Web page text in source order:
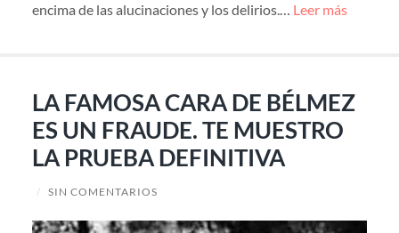
encima de las alucinaciones y los delirios.… Leer más
LA FAMOSA CARA DE BÉLMEZ
ES UN FRAUDE. TE MUESTRO
LA PRUEBA DEFINITIVA
/ SIN COMENTARIOS